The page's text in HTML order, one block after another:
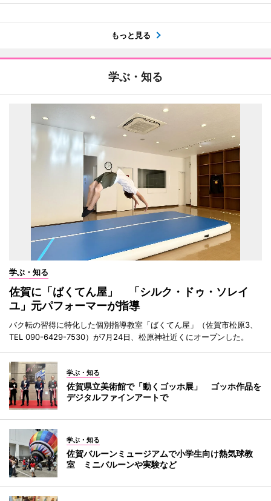
もっと見る
学ぶ・知る
学ぶ・知る
佐賀に「ばくてん屋」 「シルク・ドゥ・ソレイ
ユ」元パフォーマーが指導
バク転の習得に特化した個別指導教室「ばくてん屋」（佐賀市松原3、
TEL 090-6429-7530）が7月24日、松原神社近くにオープンした。
学ぶ・知る
佐賀県立美術館で「動くゴッホ展」 ゴッホ作品を
デジタルファインアートで
学ぶ・知る
佐賀バルーンミュージアムで小学生向け熱気球教
室 ミニバルーンや実験など